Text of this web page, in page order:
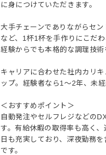
に身につけていただきます。
大手チェーンでありながらセ
など、1杯1杯を手作りにこだ
経験からでも本格的な調理技術
キャリアに合わせた社内カリ
ップ。経験者なら1〜2年、未
＜おすすめポイント＞
自動発注やセルフレジなどの
す。有給休暇の取得率も高く
日も充実しており、深夜勤務
です。